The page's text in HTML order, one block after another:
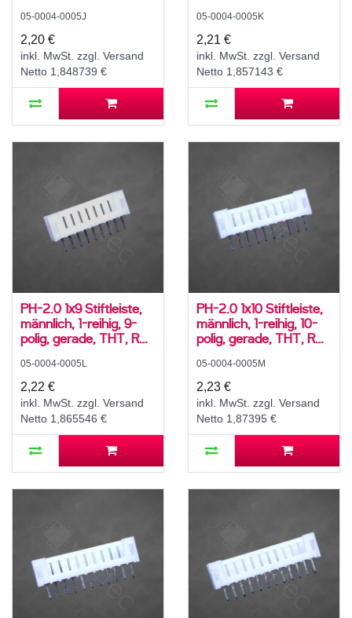
05-0004-0005J
2,20 €
inkl. MwSt. zzgl. Versand
Netto 1,848739 €
05-0004-0005K
2,21 €
inkl. MwSt. zzgl. Versand
Netto 1,857143 €
PH-2.0 1x9 Stiftleiste,
männlich, 1-reihig, 9-
polig, gerade, THT, RM
05-0004-0005L
2,22 €
inkl. MwSt. zzgl. Versand
Netto 1,865546 €
PH-2.0 1x10 Stiftleiste,
männlich, 1-reihig, 10-
polig, gerade, THT, RM
05-0004-0005M
2,23 €
inkl. MwSt. zzgl. Versand
Netto 1,87395 €